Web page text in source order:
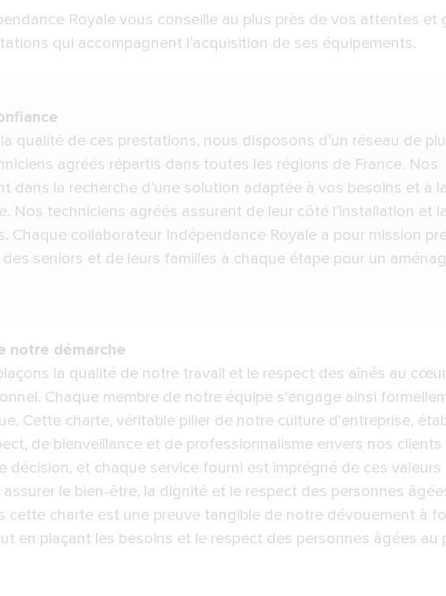
Royale vous conseille au plus près de vos attentes et
qui accompagnent l’acquisition de ses équipements.
qualité de ces prestations, nous disposons d’un réseau de
agréés répartis dans toutes les régions de France. Nos
dans la recherche d’une solution adaptée à vos besoins et à la
Nos techniciens agréés assurent de leur côté l’installation et la
Chaque collaborateur Indépendance Royale a pour mission
seniors et de leurs familles à chaque étape pour un
notre démarche
la qualité de notre travail et le respect des aînés au
Chaque membre de notre équipe s'engage ainsi
Cette charte, véritable pilier de notre culture d'entreprise,
de bienveillance et de professionnalisme envers nos clients
et chaque service fourni est imprégné de ces valeurs
le bien-être, la dignité et le respect des personnes
cette charte est une preuve tangible de notre dévouement à
en plaçant les besoins et le respect des personnes âgées au